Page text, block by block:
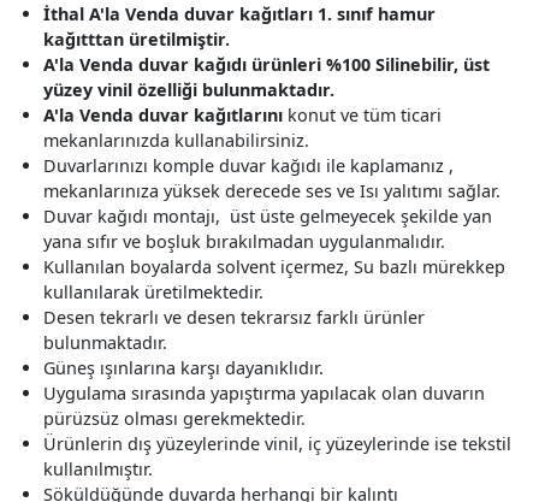
İthal A'la Venda duvar kağıtları 1. sınıf hamur
kağıtttan üretilmiştir.
A'la Venda duvar kağıdı ürünleri %100 Silinebilir, üst
yüzey vinil özelliği bulunmaktadır.
A'la Venda duvar kağıtlarını konut ve tüm ticari
mekanlarınızda kullanabilirsiniz.
Duvarlarınızı komple duvar kağıdı ile kaplamanız ,
mekanlarınıza yüksek derecede ses ve Isı yalıtımı sağlar.
Duvar kağıdı montajı, üst üste gelmeyecek şekilde yan
yana sıfır ve boşluk bırakılmadan uygulanmalıdır.
Kullanılan boyalarda solvent içermez, Su bazlı mürekkep
kullanılarak üretilmektedir.
Desen tekrarlı ve desen tekrarsız farklı ürünler
bulunmaktadır.
Güneş ışınlarına karşı dayanıklıdır.
Uygulama sırasında yapıştırma yapılacak olan duvarın
pürüzsüz olması gerekmektedir.
Ürünlerin dış yüzeylerinde vinil, iç yüzeylerinde ise tekstil
kullanılmıştır.
Söküldüğünde duvarda herhangi bir kalıntı